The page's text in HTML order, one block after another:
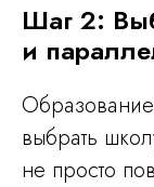
Шаг 2:
и
выбрать
не просто